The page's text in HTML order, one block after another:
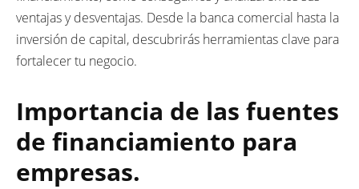
ventajas y desventajas. Desde la banca comercial hasta la
inversión de capital, descubrirás herramientas clave para
fortalecer tu negocio.
Importancia de las fuentes
de financiamiento para
empresas.